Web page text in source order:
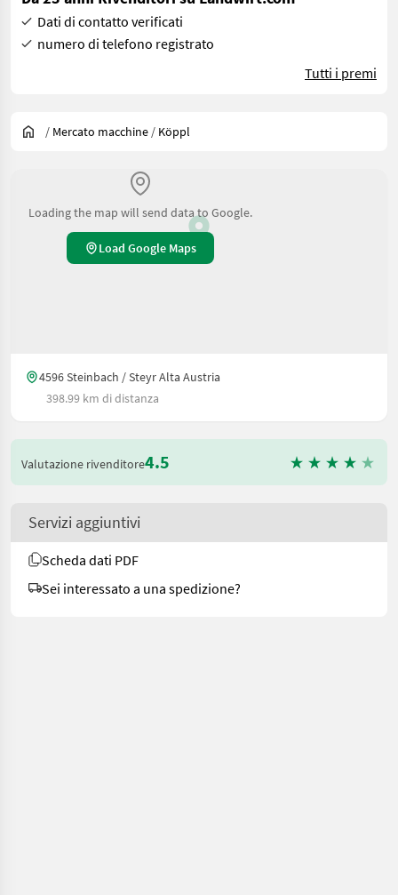
Dati di contatto verificati
numero di telefono registrato
Tutti i premi
/ Mercato macchine / Köppl
Loading the map will send data to Google.
Load Google Maps
4596 Steinbach / Steyr Alta Austria
398.99 km di distanza
Valutazione rivenditore4.5
Servizi aggiuntivi
Scheda dati PDF
Sei interessato a una spedizione?